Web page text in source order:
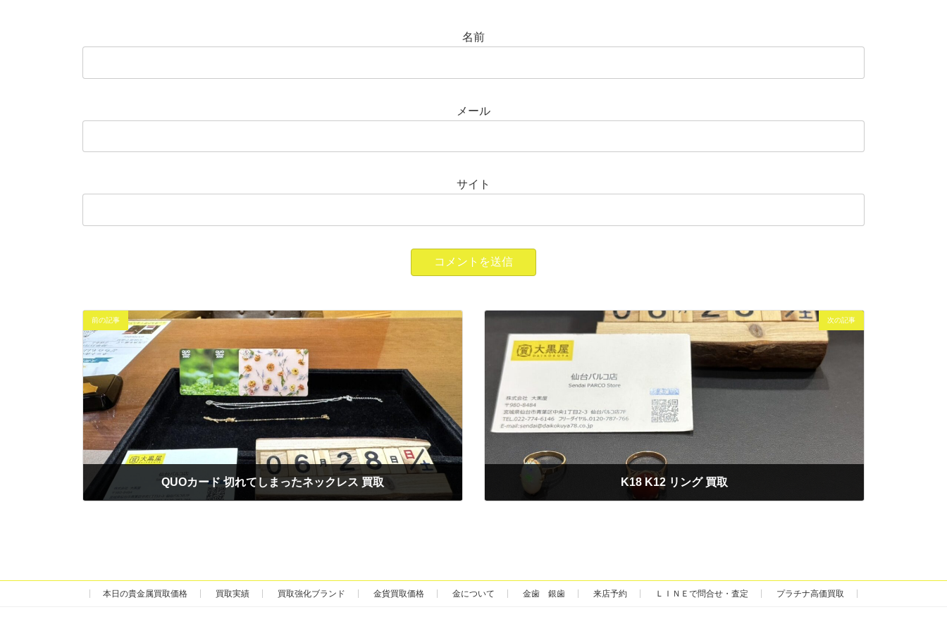
名前
メール
サイト
前の記事
QUOカード 切れてしまったネックレス 買取
次の記事
K18 K12 リング 買取
本日の貴金属買取価格 買取実績 買取強化ブランド 金貨買取価格 金について 金歯 銀歯 来店予約 ＬＩＮＥで問合せ・査定 プラチナ高価買取